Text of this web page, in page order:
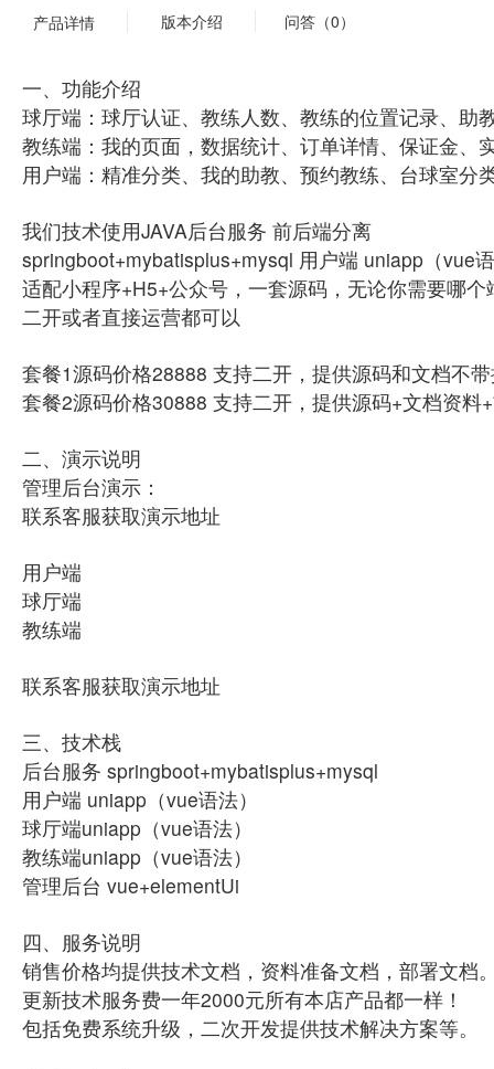
产品详情 版本介绍 问答（0）
一、功能介绍
球厅端：球厅认证、教练人数、教练的位置记录、
教练端：我的页面，数据统计、订单详情、保证金、
用户端：精准分类、我的助教、预约教练、台球室
我们技术使用JAVA后台服务 前后端分离
springboot+mybatisplus+mysql 用户端 uniapp（vue
适配小程序+H5+公众号，一套源码，无论你需要哪
二开或者直接运营都可以
套餐1源码价格28888 支持二开，提供源码和文档不
套餐2源码价格30888 支持二开，提供源码+文档资料
二、演示说明
管理后台演示：
联系客服获取演示地址
用户端
球厅端
教练端
联系客服获取演示地址
三、技术栈
后台服务 springboot+mybatisplus+mysql
用户端 uniapp（vue语法）
球厅端uniapp（vue语法）
教练端uniapp（vue语法）
管理后台 vue+elementUi
四、服务说明
销售价格均提供技术文档，资料准备文档，部署文档
更新技术服务费一年2000元所有本店产品都一样！
包括免费系统升级，二次开发提供技术解决方案等。